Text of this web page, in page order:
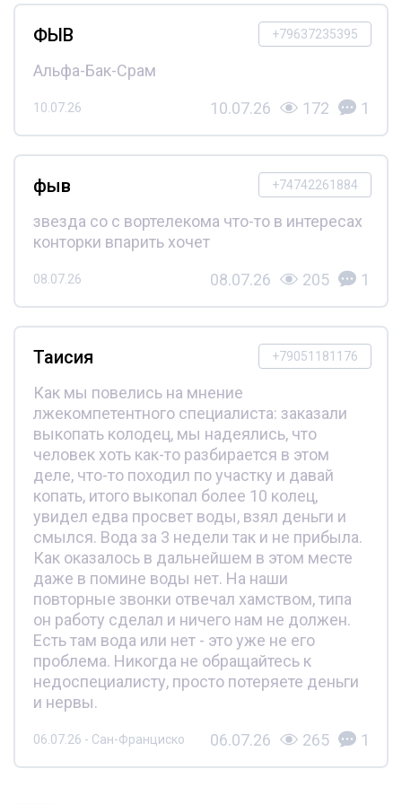
+79637235395
ФЫВ
Альфа-Бак-Срам
10.07.26 10.07.26 172 1
+74742261884
фыв
звезда со с вортелекома что-то в интересах
конторки впарить хочет
08.07.26 08.07.26 205 1
+79051181176
Таисия
Как мы повелись на мнение
лжекомпетентного специалиста: заказали
выкопать колодец, мы надеялись, что
человек хоть как-то разбирается в этом
деле, что-то походил по участку и давай
копать, итого выкопал более 10 колец,
увидел едва просвет воды, взял деньги и
смылся. Вода за 3 недели так и не прибыла.
Как оказалось в дальнейшем в этом месте
даже в помине воды нет. На наши
повторные звонки отвечал хамством, типа
он работу сделал и ничего нам не должен.
Есть там вода или нет - это уже не его
проблема. Никогда не обращайтесь к
недоспециалисту, просто потеряете деньги
и нервы.
06.07.26 - Сан-Франциско 06.07.26 265 1